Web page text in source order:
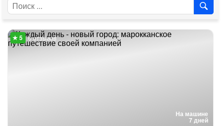
На машине
7 дней
6 отзывов